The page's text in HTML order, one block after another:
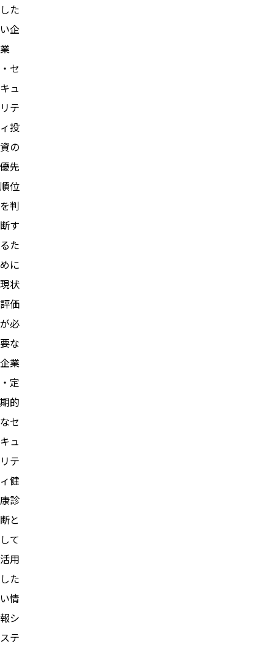
した
い企
業
・セ
キュ
リテ
ィ投
資の
優先
順位
を判
断す
るた
めに
現状
評価
が必
要な
企業
・定
期的
なセ
キュ
リテ
ィ健
康診
断と
して
活用
した
い情
報シ
ステ